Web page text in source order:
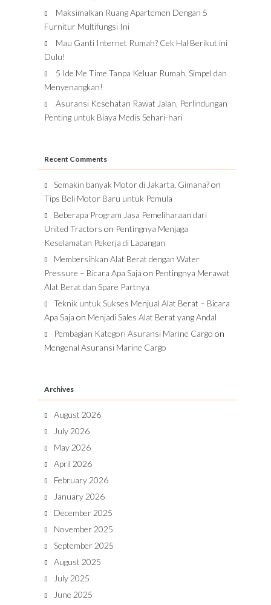
Maksimalkan Ruang Apartemen Dengan 5
Furnitur Multifungsi Ini
Mau Ganti Internet Rumah? Cek Hal Berikut ini
Dulu!
5 Ide Me Time Tanpa Keluar Rumah, Simpel dan
Menyenangkan!
Asuransi Kesehatan Rawat Jalan, Perlindungan
Penting untuk Biaya Medis Sehari-hari
Recent Comments
Semakin banyak Motor di Jakarta, Gimana?on
Tips Beli Motor Baru untuk Pemula
Beberapa Program Jasa Pemeliharaan dari
United Tractors on Pentingnya Menjaga
Keselamatan Pekerja di Lapangan
Membersihkan Alat Berat dengan Water
Pressure – Bicara Apa Saja on Pentingnya Merawat
Alat Berat dan Spare Partnya
Teknik untuk Sukses Menjual Alat Berat – Bicara
Apa Saja on Menjadi Sales Alat Berat yang Andal
Pembagian Kategori Asuransi Marine Cargo on
Mengenal Asuransi Marine Cargo
Archives
August 2026
July 2026
May 2026
April 2026
February 2026
January 2026
December 2025
November 2025
September 2025
August 2025
July 2025
June 2025